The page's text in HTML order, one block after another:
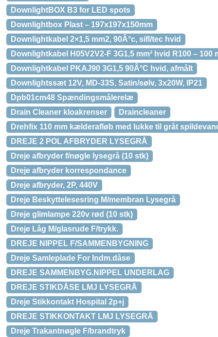
DownlightBOX B3 for LED spots
Downlightbox Plast – 197x197x150mm
Downlightkabel 2×1,5 mm2, 90Â°c, sifl/tec hvid
Downlightkabel H05V2V2-F 3G1,5 mm² hvid R100 – 100
Downlightkabel PKAJ90 3G1,5 90Â°C hvid, afmålt
Downlightssæt 12V, MD-33S, Satin/sølv, 3x20W, IP21
Dpb01cm48 Spændingsmålerelæ
Drain Cleaner kloakrenser
Draincleaner
Drehfix 110 mm kælderafløb med lukke til gråt
DREJE 2 POL AFBRYDER LYSEGRÅ
Dreje afbryder f/nøgle lysegrå (10 stk)
Dreje afbryder korrespondance
Dreje afbryder, 2P, 440V
Dreje Beskyttelesesring M/membran Lysegrå
Dreje glimlampe 220v rød (10 stk)
Dreje Låg M/glasrude F/trykk.
DREJE NIPPEL F/SAMMENBYGNING
Dreje Samleplade For Indm.dåse
DREJE SAMMENBYG.NIPPEL UNDERLAG
DREJE STIKDÅSE LMJ LYSEGRÅ
Dreje Stikkontakt Hospital 2p+j
DREJE STIKKONTAKT LMJ LYSEGRÅ
Dreje Trakantnøgle F/brandtryk